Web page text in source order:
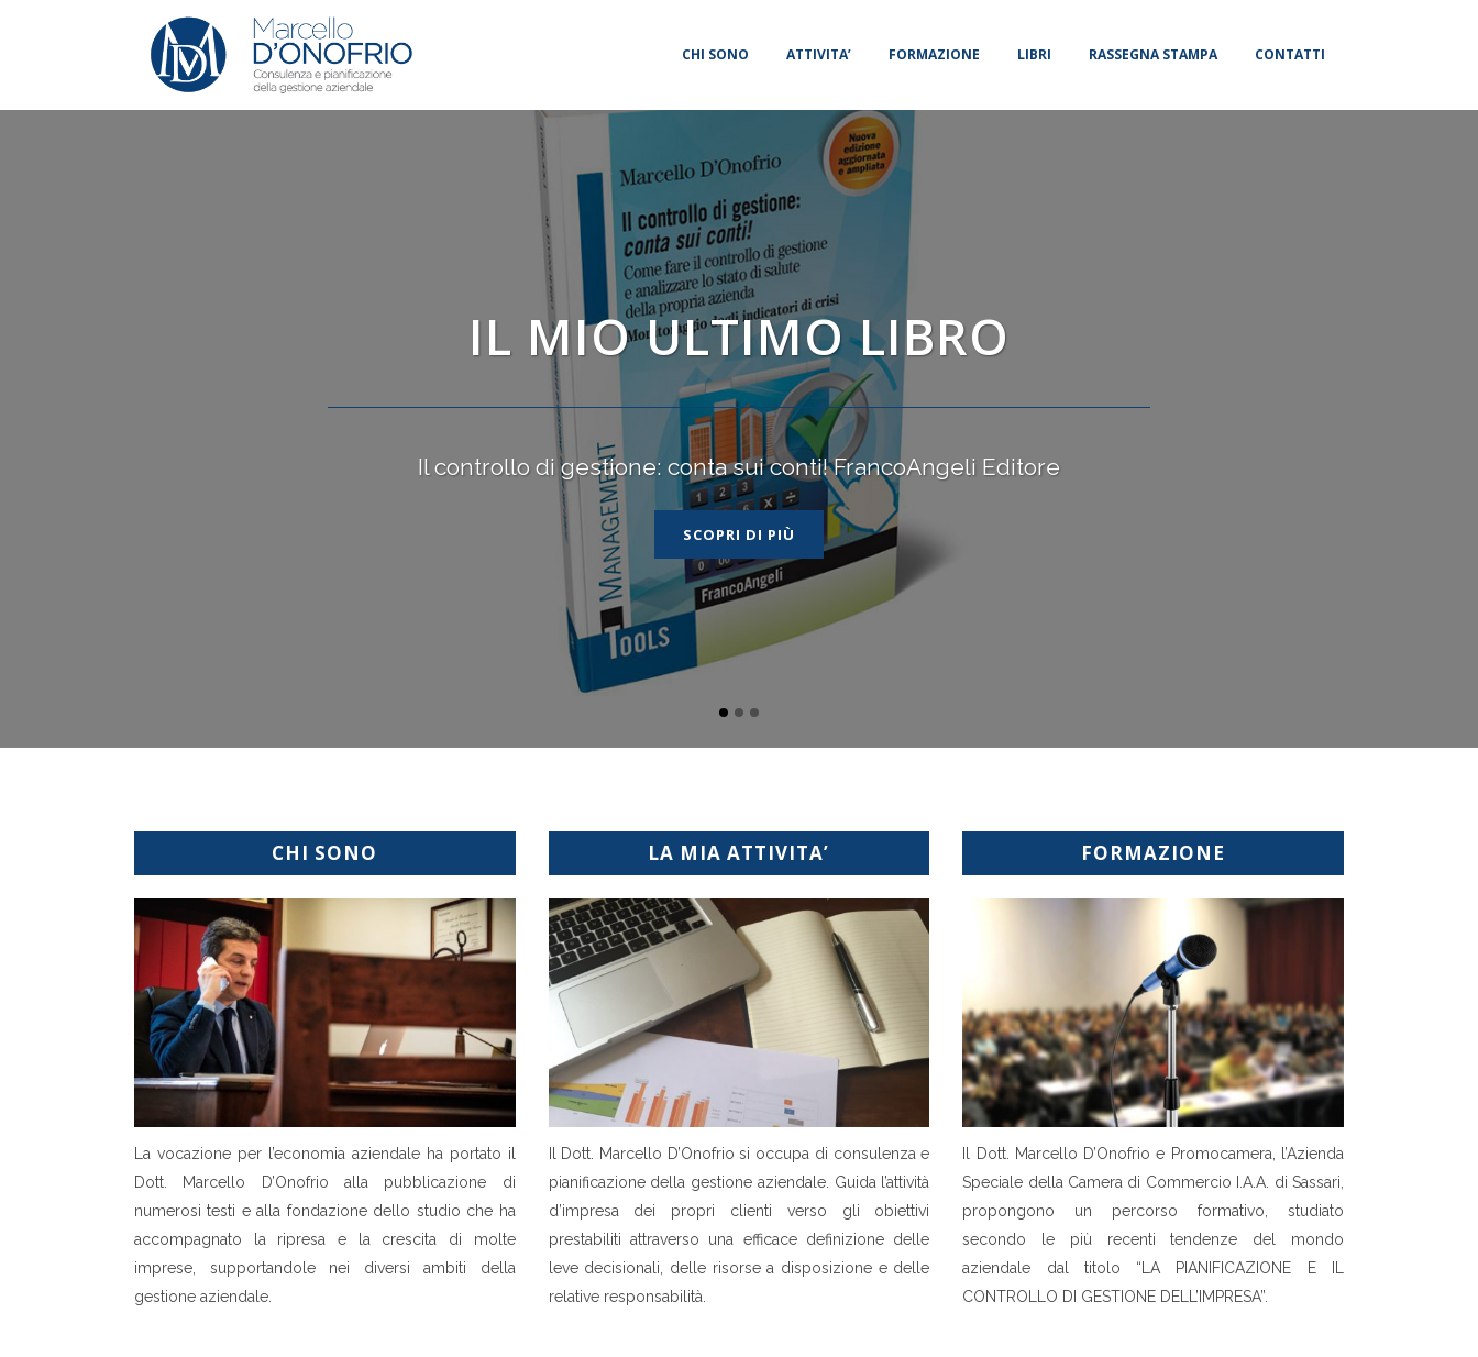
CHI SONO ATTIVITA’ FORMAZIONE LIBRI RASSEGNA STAMPA CONTATTI
IL MIO ULTIMO LIBRO
Il controllo di gestione: conta sui conti! FrancoAngeli Editore
SCOPRI DI PIÙ
CHI SONO
La vocazione per l’economia aziendale ha portato il
Dott. Marcello D’Onofrio alla pubblicazione di
numerosi testi e alla fondazione dello studio che ha
accompagnato la ripresa e la crescita di molte
imprese, supportandole nei diversi ambiti della
gestione aziendale.
LA MIA ATTIVITA’
Il Dott. Marcello D’Onofrio si occupa di consulenza e
pianificazione della gestione aziendale. Guida l’attività
d’impresa dei propri clienti verso gli obiettivi
prestabiliti attraverso una efficace definizione delle
leve decisionali, delle risorse a disposizione e delle
relative responsabilità.
FORMAZIONE
Il Dott. Marcello D’Onofrio e Promocamera, l’Azienda
Speciale della Camera di Commercio I.A.A. di Sassari,
propongono un percorso formativo, studiato
secondo le più recenti tendenze del mondo
aziendale dal titolo “LA PIANIFICAZIONE E IL
CONTROLLO DI GESTIONE DELL’IMPRESA”.